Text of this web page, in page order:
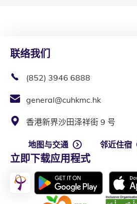
联络我们
(852) 3946 6888
general@cuhkmc.hk
香港新界沙田泽祥街 9 号
地图与交通 邻近住宿
立即下载应用程式